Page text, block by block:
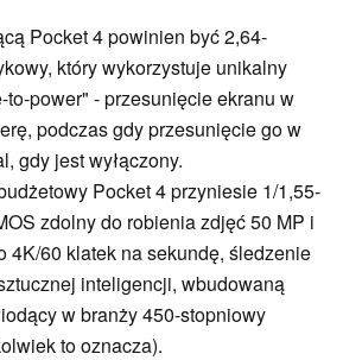
Pocket 4 powinien być 2,64-
który wykorzystuje unikalny
to-power" - przesunięcie ekranu w
podczas gdy przesunięcie go w
gdy jest wyłączony.
Pocket 4 przyniesie 1/1,55-
zdolny do robienia zdjęć 50 MP i
4K/60 klatek na sekundę, śledzenie
inteligencji, wbudowaną
w branży 450-stopniowy
to oznacza).